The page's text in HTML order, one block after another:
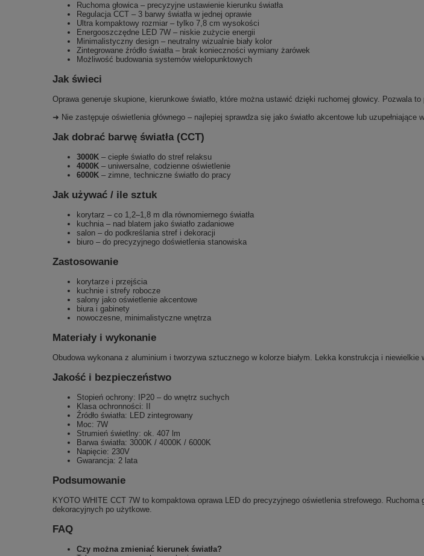
Ruchoma głowica – precyzyjne ustawienie kierunku światła
Regulacja CCT – 3 barwy światła w jednej oprawie
Ultra kompaktowy rozmiar – tylko 7,8 cm wysokości
Energooszczędne LED 7W – niskie zużycie energii
Minimalistyczny design – neutralny wizualnie biały kolor
Zintegrowane źródło światła – brak konieczności wymiany żarówek
Możliwość budowania systemów wielopunktowych
Jak świeci
Oprawa generuje skupione, kierunkowe światło, które można ustawić dzięki ruchomej głowicy. Pozwala
➜ Nie zastępuje oświetlenia głównego – najlepiej sprawdza się jako światło akcentowe lub uzupełniające
Jak dobrać barwę światła (CCT)
3000K – ciepłe światło do stref relaksu
4000K – uniwersalne, codzienne oświetlenie
6000K – zimne, techniczne światło do pracy
Jak używać / ile sztuk
korytarz – co 1,2–1,8 m dla równomiernego światła
kuchnia – nad blatem jako światło zadaniowe
salon – do podkreślania stref i dekoracji
biuro – do precyzyjnego doświetlenia stanowiska
Zastosowanie
korytarze i przejścia
kuchnie i strefy robocze
salony jako oświetlenie akcentowe
biura i gabinety
nowoczesne, minimalistyczne wnętrza
Materiały i wykonanie
Obudowa wykonana z aluminium i tworzywa sztucznego w kolorze białym. Lekka konstrukcja i
Jakość i bezpieczeństwo
Stopień ochrony: IP20 – do wnętrz suchych
Klasa ochronności: II
Źródło światła: LED zintegrowany
Moc: 7W
Strumień świetlny: ok. 407 lm
Barwa światła: 3000K / 4000K / 6000K
Napięcie: 230V
Gwarancja: 2 lata
Podsumowanie
KYOTO WHITE CCT 7W to kompaktowa oprawa LED do precyzyjnego oświetlenia strefowego.
dekoracyjnych po użytkowe.
FAQ
Czy można zmieniać kierunek światła?